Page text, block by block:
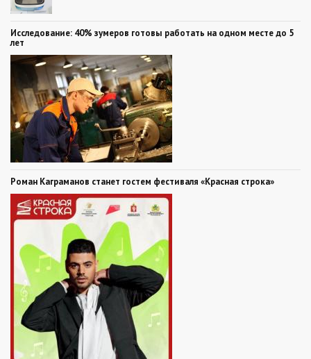
Исследование: 40% зумеров готовы работать на одном месте до 5
лет
Роман Каграманов станет гостем фестиваля «Красная строка»